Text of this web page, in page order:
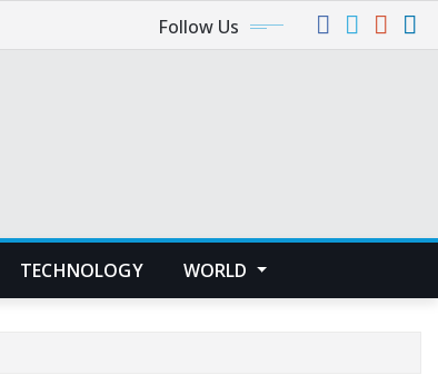
Follow Us
TECHNOLOGY WORLD